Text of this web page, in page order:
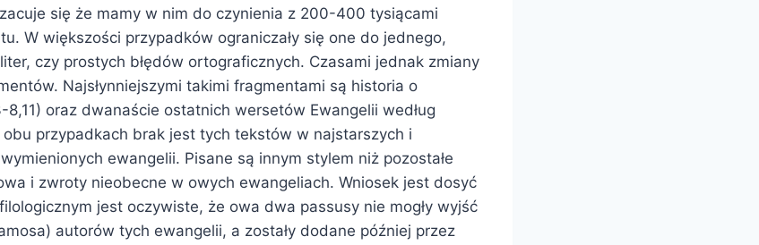
się że mamy w nim do czynienia z 200-400 tysiącami
W większości przypadków ograniczały się one do jednego,
czy prostych błędów ortograficznych. Czasami jednak zmiany
Najsłynniejszymi takimi fragmentami są historia o
8,11) oraz dwanaście ostatnich wersetów Ewangelii według
przypadkach brak jest tych tekstów w najstarszych i
ewangelii. Pisane są innym stylem niż pozostałe
i zwroty nieobecne w owych ewangeliach. Wniosek jest dosyć
jest oczywiste, że owa dwa passusy nie mogły wyjść
autorów tych ewangelii, a zostały dodane później przez